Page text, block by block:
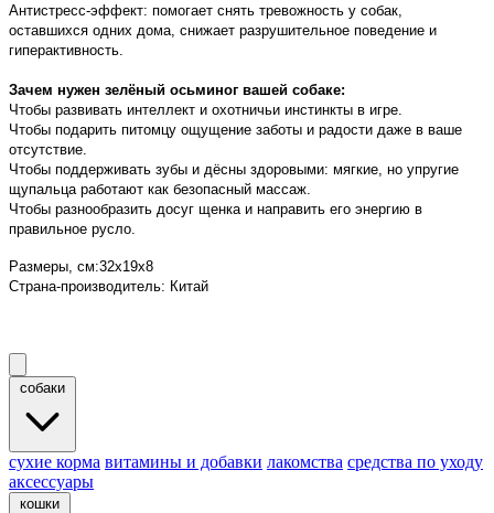
Антистресс-эффект: помогает снять тревожность у собак,
оставшихся одних дома, снижает разрушительное поведение и
гиперактивность.
Зачем нужен зелёный осьминог вашей собаке:
Чтобы развивать интеллект и охотничьи инстинкты в игре.
Чтобы подарить питомцу ощущение заботы и радости даже в ваше
отсутствие.
Чтобы поддерживать зубы и дёсны здоровыми: мягкие, но упругие
щупальца работают как безопасный массаж.
Чтобы разнообразить досуг щенка и направить его энергию в
правильное русло.
Размеры, см:32х19x8
Страна-производитель: Китай
собаки
cухие корма витамины и добавки лакомства средства по уходу
аксессуары
кошки